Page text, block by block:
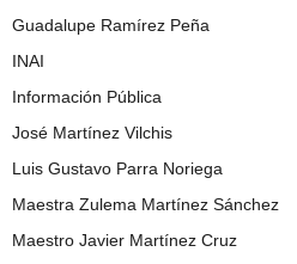
Guadalupe Ramírez Peña
INAI
Información Pública
José Martínez Vilchis
Luis Gustavo Parra Noriega
Maestra Zulema Martínez Sánchez
Maestro Javier Martínez Cruz